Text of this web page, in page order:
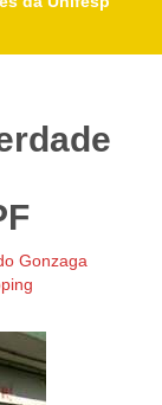
Gonzaga